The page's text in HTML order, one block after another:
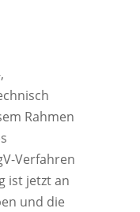
Rahmen
Verfahren
ist jetzt an
und die